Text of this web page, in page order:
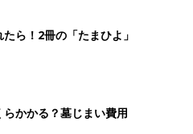
ら！2冊の「たまひよ」
かかる？墓じまい費用